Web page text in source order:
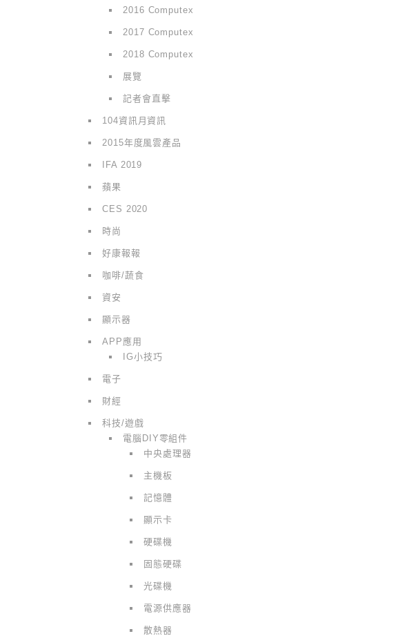
2016 Computex
2017 Computex
2018 Computex
展覽
記者會直擊
104資訊月資訊
2015年度風雲產品
IFA 2019
蘋果
CES 2020
時尚
好康報報
咖啡/蔬食
資安
顯示器
APP應用
IG小技巧
電子
財經
科技/遊戲
電腦DIY零組件
中央處理器
主機板
記憶體
顯示卡
硬碟機
固態硬碟
光碟機
電源供應器
散熱器